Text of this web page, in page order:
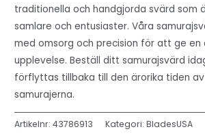
traditionella och handgjorda svärd som
samlare och entusiaster. Våra
med omsorg och precision för att ge en
upplevelse. Beställ ditt samurajsvärd
förflyttas tillbaka till den ärorika tiden
samurajerna.
Artikelnr:43786913 Kategori:BladesUSA